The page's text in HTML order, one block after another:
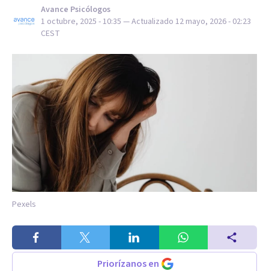
Avance Psicólogos
1 octubre, 2025 - 10:35 — Actualizado 12 mayo, 2026 - 02:23
CEST
Pexels
Priorízanos en